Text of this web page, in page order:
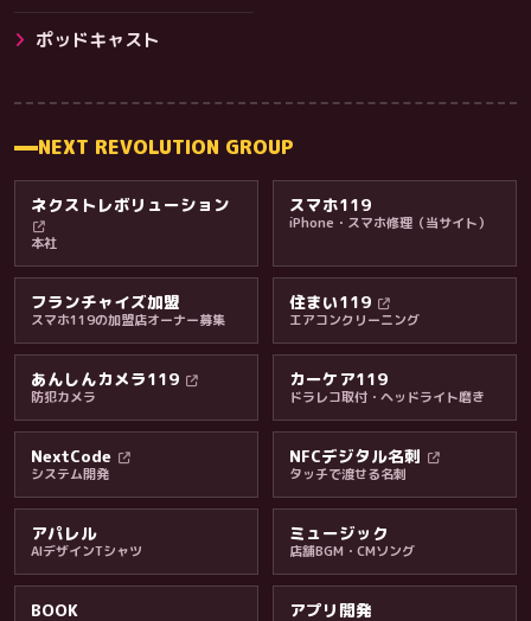
その他サービス
料金・保証・ご案内
ポッドキャスト
NEXT REVOLUTION GROUP
ネクストレボリューション
本社
スマホ119
iPhone・スマホ修理（当サイト）
フランチャイズ加盟
スマホ119の加盟店オーナー募集
住まい119
エアコンクリーニング
あんしんカメラ119
防犯カメラ
カーケア119
ドラレコ取付・ヘッドライト磨き
NextCode
システム開発
NFCデジタル名刺
タッチで渡せる名刺
アパレル
AIデザインTシャツ
ミュージック
店舗BGM・CMソング
BOOK アプリ開発